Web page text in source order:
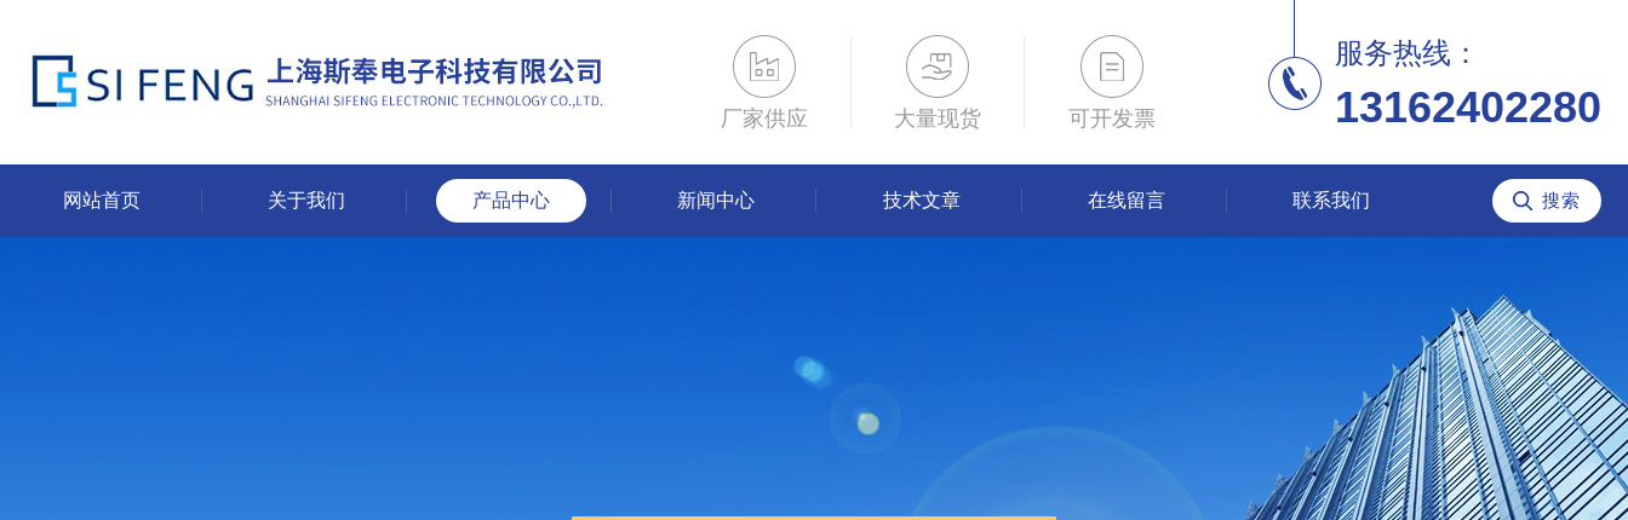
厂家供应 大量现货 可开发票
服务热线：
13162402280
网站首页 关于我们 产品中心 新闻中心 技术文章 在线留言 联系我们